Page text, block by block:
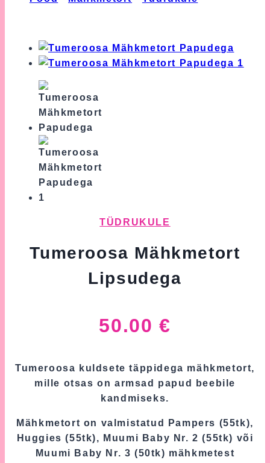
TÜDRUKULE
Tumeroosa Mähkmetort
Lipsudega
50.00 €
Tumeroosa kuldsete täppidega mähkmetort,
mille otsas on armsad papud beebile
kandmiseks.
Mähkmetort on valmistatud Pampers (55tk),
Huggies (55tk), Muumi Baby Nr. 2 (55tk) või
Muumi Baby Nr. 3 (50tk) mähkmetest